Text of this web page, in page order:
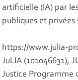
artificielle (IA) par
publiques et
https://www.julia-
JuLIA (101046631),
Justice Programme